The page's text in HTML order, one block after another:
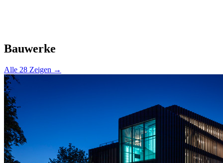
Bauwerke
Alle 28 Zeigen →